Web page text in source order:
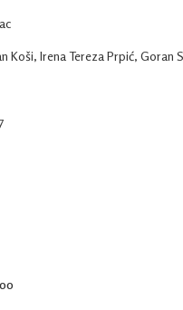
Koši, Irena Tereza Prpić, Goran